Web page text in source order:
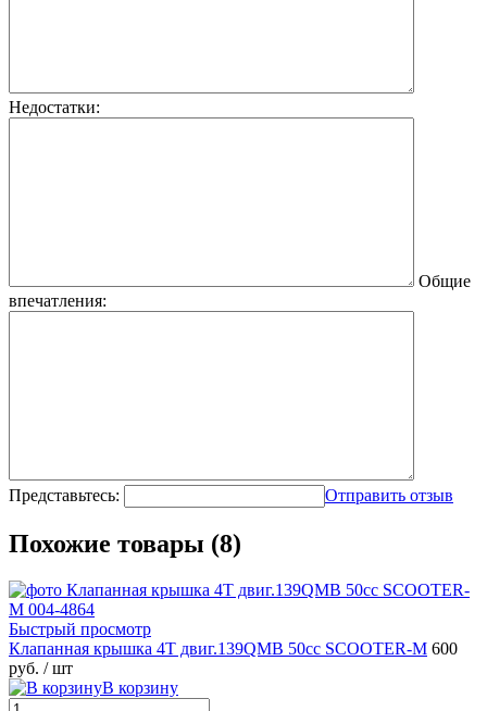
Недостатки:
Общие
впечатления:
Представьтесь: Отправить отзыв
Похожие товары (8)
Быстрый просмотр
Клапанная крышка 4T двиг.139QMB 50сс SCOOTER-M 600
руб. / шт
В корзину